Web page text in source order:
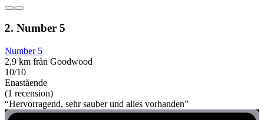
2. Number 5
Number 5
2,9 km från Goodwood
10/10
Enastående
(1 recension)
“Hervorragend, sehr sauber und alles vorhanden”